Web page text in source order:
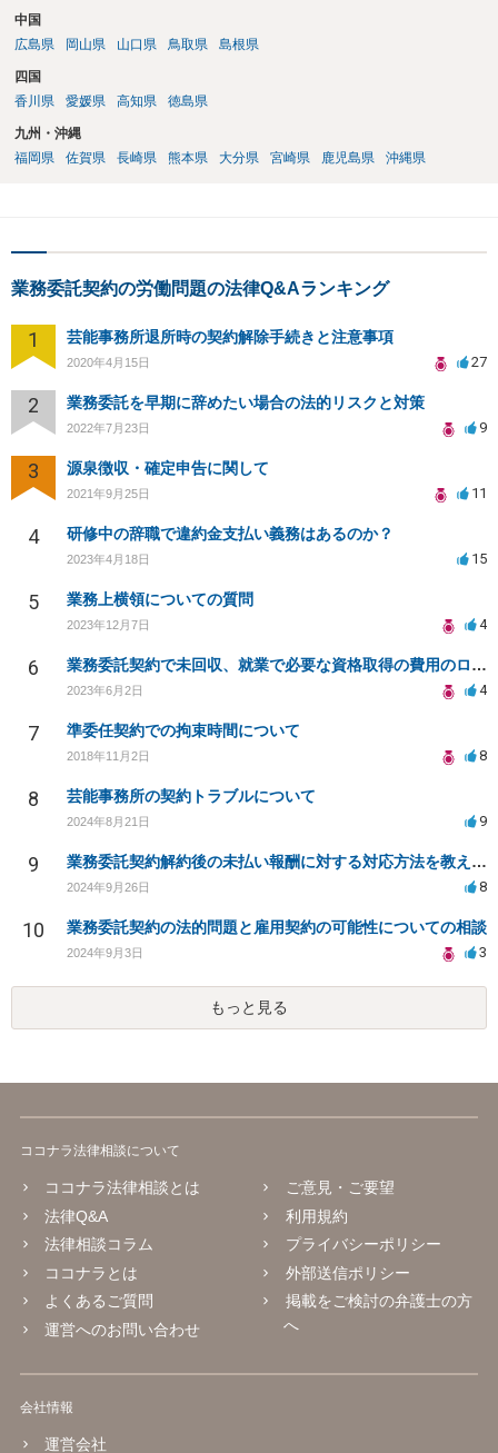
中国
広島県
岡山県 山口県 鳥取県 島根県
四国
香川県
愛媛県 高知県 徳島県
九州・沖縄
福岡県
佐賀県 長崎県 熊本県 大分県 宮崎県 鹿児島県 沖縄県
業務委託契約の労働問題の法律Q&Aランキング
1 芸能事務所退所時の契約解除手続きと注意事項
2020年4月15日 27
2 業務委託を早期に辞めたい場合の法的リスクと対策
2022年7月23日 9
3 源泉徴収・確定申告に関して
2021年9月25日 11
4 研修中の辞職で違約金支払い義務はあるのか？
2023年4月18日 15
5 業務上横領についての質問
2023年12月7日 4
6 業務委託契約で未回収、就業で必要な資格取得の費用のローンを組まされた
2023年6月2日 4
7 準委任契約での拘束時間について
2018年11月2日 8
8 芸能事務所の契約トラブルについて
2024年8月21日 9
9 業務委託契約解約後の未払い報酬に対する対応方法を教えてください
2024年9月26日 8
10 業務委託契約の法的問題と雇用契約の可能性についての相談
2024年9月3日 3
もっと見る
ココナラ法律相談について
ココナラ法律相談とは
法律Q&A
法律相談コラム
ココナラとは
よくあるご質問
運営へのお問い合わせ
ご意見・ご要望
利用規約
プライバシーポリシー
外部送信ポリシー
掲載をご検討の弁護士の方
へ
会社情報
運営会社